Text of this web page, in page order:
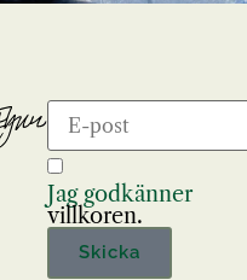
Jag godkänner
villkoren.
Skicka